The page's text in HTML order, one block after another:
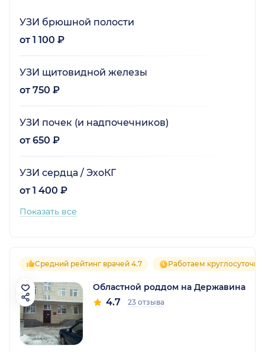
УЗИ брюшной полости
от 1 100 ₽
УЗИ щитовидной железы
от 750 ₽
УЗИ почек (и надпочечников)
от 650 ₽
УЗИ сердца / ЭхоКГ
от 1 400 ₽
Показать все
Средний рейтинг врачей 4.7 Работаем круглосуточно
Областной роддом на Державина
4.7 23 отзыва